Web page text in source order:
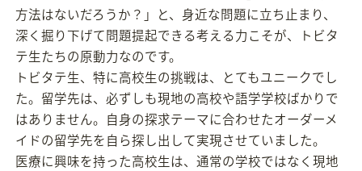
方法はないだろうか？」と、身近な問題に立ち止まり、
深く掘り下げて問題提起できる考える力こそが、トビタ
テ生たちの原動力なのです。
トビタテ生、特に高校生の挑戦は、とてもユニークでし
た。留学先は、必ずしも現地の高校や語学学校ばかりで
はありません。自身の探求テーマに合わせたオーダーメ
イドの留学先を自ら探し出して実現させていました。
医療に興味を持った高校生は、通常の学校ではなく現地